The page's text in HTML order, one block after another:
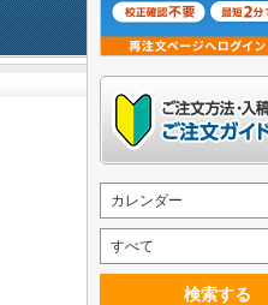
カレンダー
すべて
検索する